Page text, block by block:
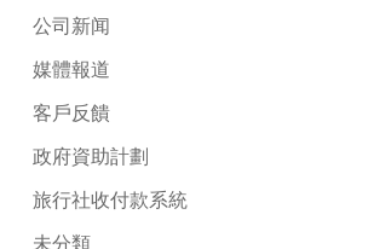
公司新闻
媒體報道
客戶反饋
政府資助計劃
旅行社收付款系統
未分類